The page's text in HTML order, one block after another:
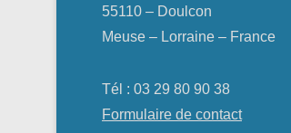
55110 – Doulcon
Meuse – Lorraine – France
Tél : 03 29 80 90 38
Formulaire de contact